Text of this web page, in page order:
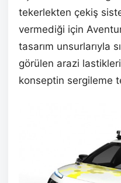
tekerlekten çekiş
vermediği için
tasarım unsurlarıyla
görülen arazi
konseptin sergileme